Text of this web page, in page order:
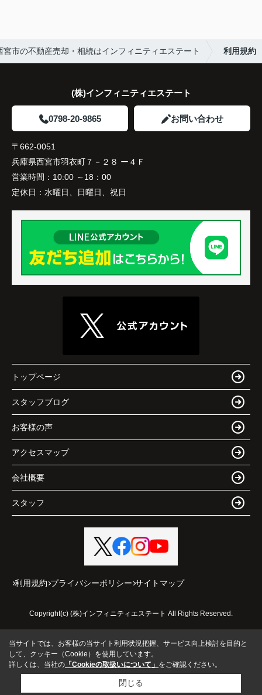
宮市の不動産売却・相続はインフィニティエステート 利用規約
(株)インフィニティエステート
0798-20-9865 お問い合わせ
〒662-0051
兵庫県西宮市羽衣町７－２８ ー４Ｆ
営業時間： 10:00 ～18：00
定休日： 水曜日、日曜日、祝日
トップページ
スタッフブログ
お客様の声
アクセスマップ
会社概要
スタッフ
利用規約 プライバシーポリシー サイトマップ
Copyright(c) (株)インフィニティエステート All Rights Reserved.
当サイトでは、お客様の当サイト利用状況把握、サービス向上検討を目的と
して、クッキー（Cookie）を使用しています。
詳しくは、当社の 「Cookieの取扱いについて」 をご確認ください。
閉じる